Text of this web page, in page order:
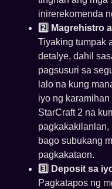
inirerekomenda
2️⃣ Magrehistro
Tiyaking tumpak
detalye, dahil
pagsusuri sa
lalo na kung
iyo ng
StarCraft 2 na
bago subukang
pagkakataon.
3️⃣ Deposit sa
Pagkatapos ng